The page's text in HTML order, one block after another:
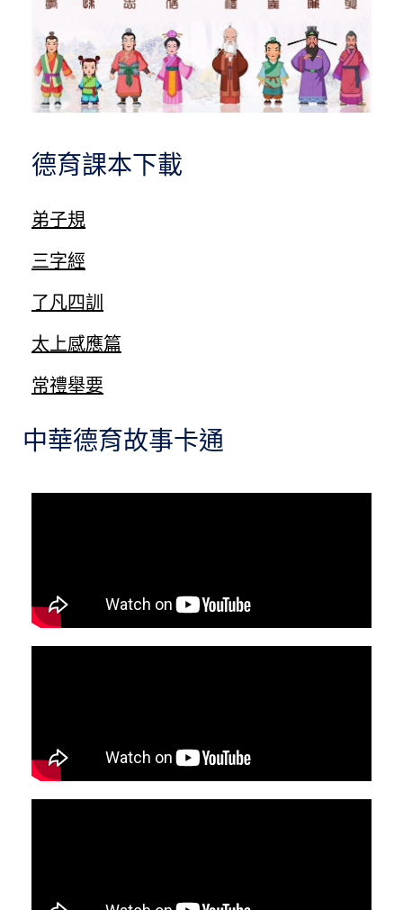
德育課本下載
弟子規
三字經
了凡四訓
太上感應篇
常禮舉要
中華德育故事卡通